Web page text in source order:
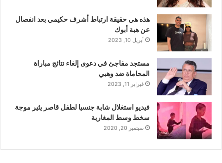
هذه هي حقيقة ارتباط أشرف حكيمي بعد انفصال
عن هبة أبوك
أبريل 10, 2023
مستجد مفاجئ في دعوى إلغاء نتائج مباراة
المحاماة ضد وهبي
فبراير 11, 2023
فيديو استغلال شابة جنسيا لطفل قاصر يثير موجة
سخط وسط المغاربة
سبتمبر 20, 2020